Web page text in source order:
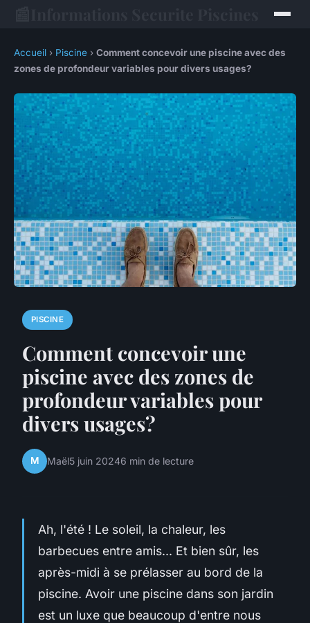
Accueil › Piscine › Comment concevoir une piscine avec des
zones de profondeur variables pour divers usages?
PISCINE
Comment concevoir une
piscine avec des zones de
profondeur variables pour
divers usages?
M Maël5 juin 20246 min de lecture
Ah, l'été ! Le soleil, la chaleur, les
barbecues entre amis... Et bien sûr, les
après-midi à se prélasser au bord de la
piscine. Avoir une piscine dans son jardin
est un luxe que beaucoup d'entre nous